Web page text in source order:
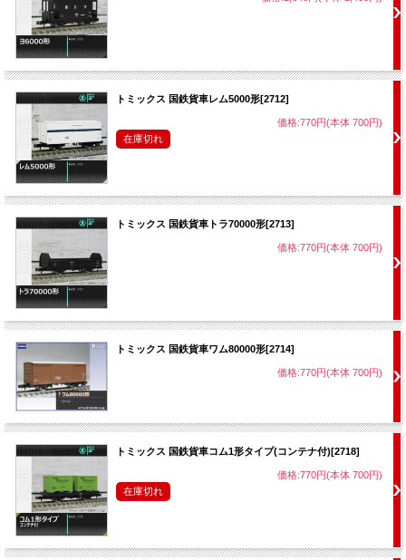
トミックス 国鉄貨車レム5000形[2712]
価格:770円(本体 700円)
在庫切れ
トミックス 国鉄貨車トラ70000形[2713]
価格:770円(本体 700円)
トミックス 国鉄貨車ワム80000形[2714]
価格:770円(本体 700円)
トミックス 国鉄貨車コム1形タイプ(コンテナ付)[2718]
価格:770円(本体 700円)
在庫切れ